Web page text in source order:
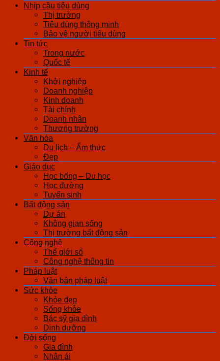
Nhịp cầu tiêu dùng
Thị trường
Tiêu dùng thông minh
Bảo vệ người tiêu dùng
Tin tức
Trong nước
Quốc tế
Kinh tế
Khởi nghiệp
Doanh nghiệp
Kinh doanh
Tài chính
Doanh nhân
Thương trường
Văn hóa
Du lịch – Ẩm thực
Đẹp
Giáo dục
Học bổng – Du học
Học đường
Tuyển sinh
Bất động sản
Dự án
Không gian sống
Thị trường bất động sản
Công nghệ
Thế giới số
Công nghệ thông tin
Pháp luật
Văn bản pháp luật
Sức khỏe
Khỏe đẹp
Sống khỏe
Bác sỹ gia đình
Dinh dưỡng
Đời sống
Gia đình
Nhân ái